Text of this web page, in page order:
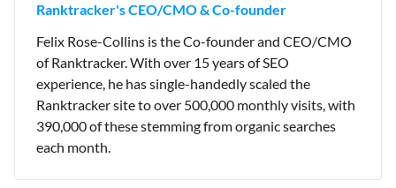
Ranktracker's CEO/CMO & Co-founder
Felix Rose-Collins is the Co-founder and CEO/CMO
of Ranktracker. With over 15 years of SEO
experience, he has single-handedly scaled the
Ranktracker site to over 500,000 monthly visits, with
390,000 of these stemming from organic searches
each month.